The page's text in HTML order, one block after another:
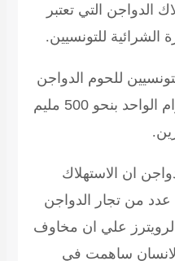
الدواجن التي تعتبر
الشرائية للتونسيين.
للحوم الدواجن
رغم انخفاض سعر الكيلوغرام الواحد بنحو 500 مليم
.
ان الاستهلاك
اتفق عدد من تجار الدواجن
علي ان مخاوف
الانسان ساهمت في